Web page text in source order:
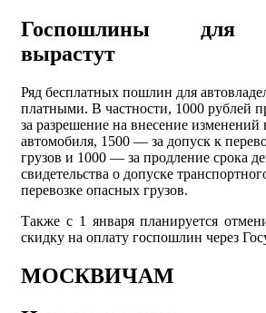
Госпошлины для
вырастут
Ряд бесплатных пошлин для
платными. В частности, 1000 рублей
за разрешение на внесение
автомобиля, 1500 — за допуск к
грузов и 1000 — за продление срока
свидетельства о допуске
перевозке опасных грузов.
Также с 1 января планируется
скидку на оплату госпошлин через
МОСКВИЧАМ